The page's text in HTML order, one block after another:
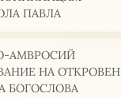
ПАВЛА
АМВРОСИЙ
НА
БОГОСЛОВА